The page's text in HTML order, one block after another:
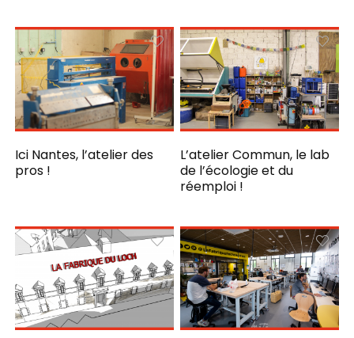
Ici Nantes, l’atelier des
pros !
L’atelier Commun, le lab
de l’écologie et du
réemploi !